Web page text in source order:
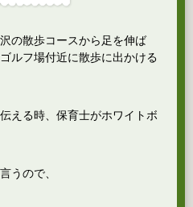
の散歩コースから足を伸ば
ルフ場付近に散歩に出かける
える時、保育士がホワイトボ
うので、